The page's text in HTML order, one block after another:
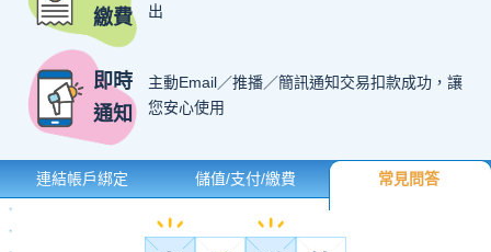
繳費
出
即時
通知
主動Email／推播／簡訊通知交易扣款成功，讓
您安心使用
連結帳戶綁定 儲值/支付/繳費 常見問答